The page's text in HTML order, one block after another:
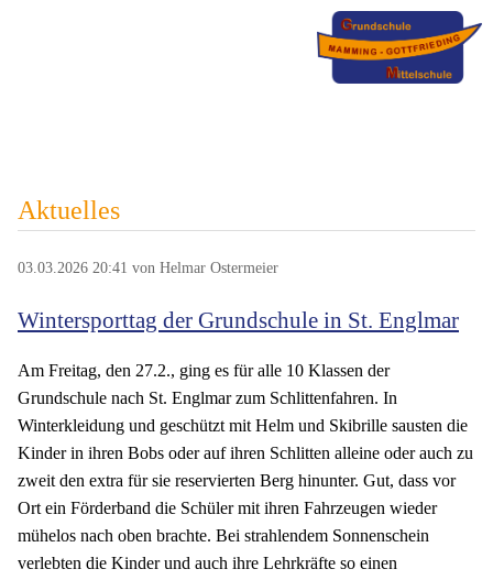
Aktuelles
03.03.2026 20:41 von Helmar Ostermeier
Wintersporttag der Grundschule in St. Englmar
Am Freitag, den 27.2., ging es für alle 10 Klassen der
Grundschule nach St. Englmar zum Schlittenfahren. In
Winterkleidung und geschützt mit Helm und Skibrille sausten die
Kinder in ihren Bobs oder auf ihren Schlitten alleine oder auch zu
zweit den extra für sie reservierten Berg hinunter. Gut, dass vor
Ort ein Förderband die Schüler mit ihren Fahrzeugen wieder
mühelos nach oben brachte. Bei strahlendem Sonnenschein
verlebten die Kinder und auch ihre Lehrkräfte so einen